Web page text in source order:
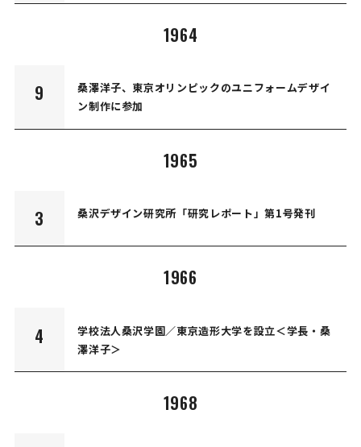
1964
9
桑澤洋子、東京オリンピックのユニフォームデザイ
ン制作に参加
1965
3 桑沢デザイン研究所「研究レポート」第1号発刊
1966
4
学校法人桑沢学園／東京造形大学を設立＜学長・桑
澤洋子＞
1968